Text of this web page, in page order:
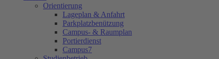
Orientierung
Lageplan & Anfahrt
Parkplatzbenützung
Campus- & Raumplan
Portierdienst
Campus7